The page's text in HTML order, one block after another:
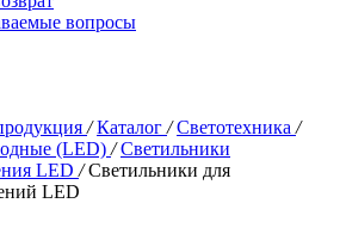
вопросы
/ Каталог / Светотехника /
(LED) / Светильники
LED / Светильники для
LED